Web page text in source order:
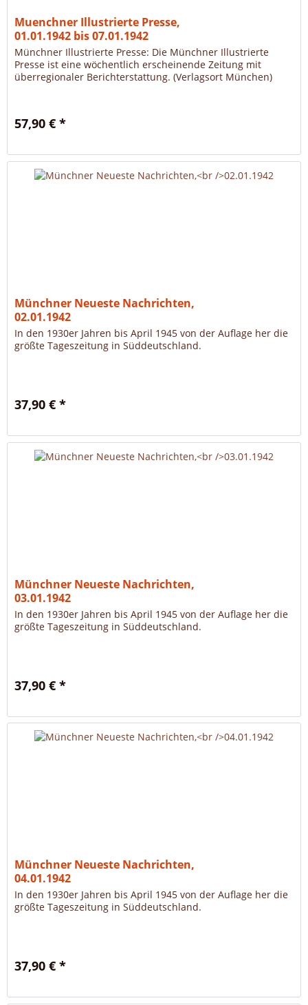
Muenchner Illustrierte Presse,
01.01.1942 bis 07.01.1942
Münchner Illustrierte Presse: Die Münchner Illustrierte
Presse ist eine wöchentlich erscheinende Zeitung mit
überregionaler Berichterstattung. (Verlagsort München)
57,90 € *
Münchner Neueste Nachrichten,
02.01.1942
In den 1930er Jahren bis April 1945 von der Auflage her die
größte Tageszeitung in Süddeutschland.
37,90 € *
Münchner Neueste Nachrichten,
03.01.1942
In den 1930er Jahren bis April 1945 von der Auflage her die
größte Tageszeitung in Süddeutschland.
37,90 € *
Münchner Neueste Nachrichten,
04.01.1942
In den 1930er Jahren bis April 1945 von der Auflage her die
größte Tageszeitung in Süddeutschland.
37,90 € *